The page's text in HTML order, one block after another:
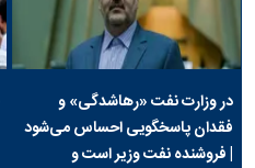
در وزارت نفت «رهاشدگی» و
فقدان پاسخگویی احساس می‌شود
| فروشنده نفت وزیر است و